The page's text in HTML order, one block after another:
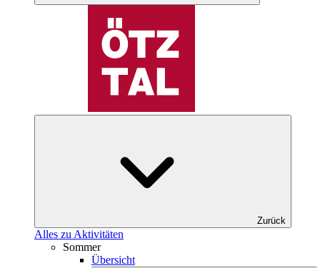
Zurück
Alles zu Aktivitäten
Sommer
Übersicht